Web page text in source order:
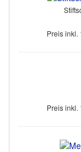
Preis inkl.
Preis inkl.